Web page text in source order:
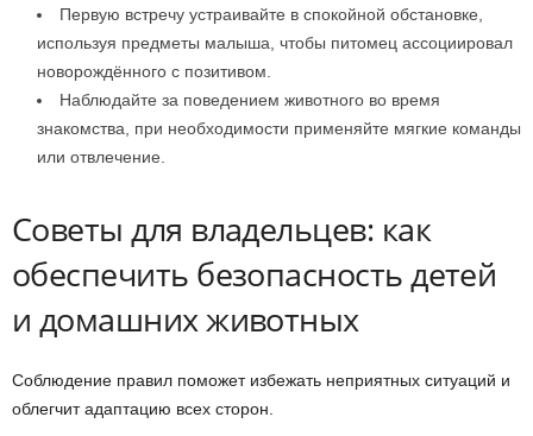
Первую встречу устраивайте в спокойной обстановке,
используя предметы малыша, чтобы питомец ассоциировал
новорождённого с позитивом.
Наблюдайте за поведением животного во время
знакомства, при необходимости применяйте мягкие команды
или отвлечение.
Советы для владельцев: как
обеспечить безопасность детей
и домашних животных
Соблюдение правил поможет избежать неприятных ситуаций и
облегчит адаптацию всех сторон.